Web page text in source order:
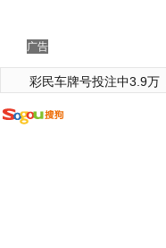
广告
彩民车牌号投注中3.9万